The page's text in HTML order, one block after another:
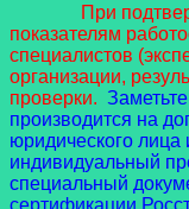
При
показателям
специалистов
организации,
проверки.
производится на
юридического лица
индивидуальный
специальный
сертификации